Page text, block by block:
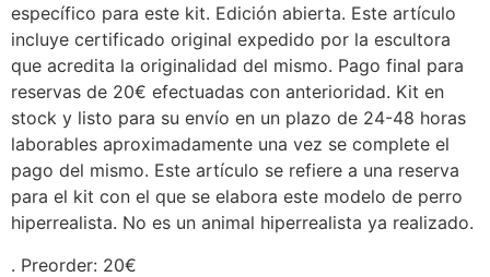
específico para este kit. Edición abierta. Este artículo
incluye certificado original expedido por la escultora
que acredita la originalidad del mismo. Pago final para
reservas de 20€ efectuadas con anterioridad. Kit en
stock y listo para su envío en un plazo de 24-48 horas
laborables aproximadamente una vez se complete el
pago del mismo. Este artículo se refiere a una reserva
para el kit con el que se elabora este modelo de perro
hiperrealista. No es un animal hiperrealista ya realizado.
. Preorder: 20€